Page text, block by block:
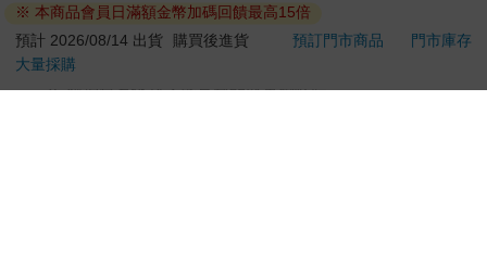
鮮食品）
依消費者要求所為之客製化給付。（客製化商品）
報紙、期刊或雜誌。（含MOOK、外文雜誌）
經消費者拆封之影音商品或電腦軟體。
※ 本商品會員日滿額金幣加碼回饋最高15倍
預計 2026/08/14 出貨
購買後進貨 預訂門市商品
門市庫存
大量採購